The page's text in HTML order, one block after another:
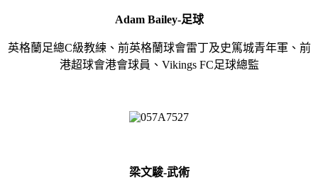
Adam Bailey-足球
英格蘭足總C級教練、前英格蘭球會雷丁及史篤城青年軍、前
港超球會港會球員、Vikings FC足球總監
梁文駿-武術